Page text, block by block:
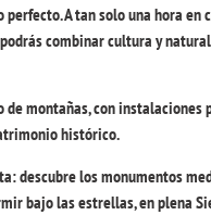
A tan solo una hora en
combinar cultura y
montañas, con instalaciones
histórico.
descubre los monumentos
bajo las estrellas, en plena